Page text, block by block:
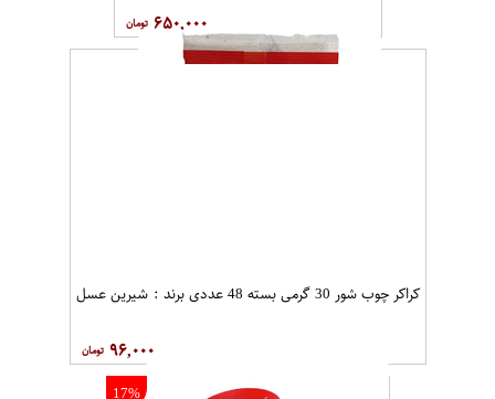
۶۵۰,۰۰۰
کراکر چوب شور 30 گرمی بسته 48 عددی برند : شیرین عسل
۹۶,۰۰۰
17%